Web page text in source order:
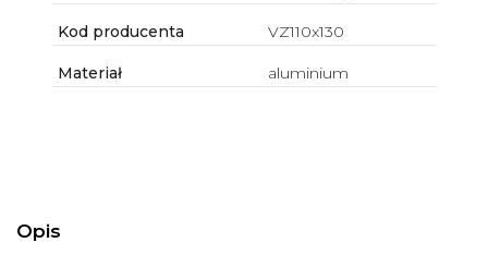
Kod producenta VZ110x130
Materiał aluminium
Opis